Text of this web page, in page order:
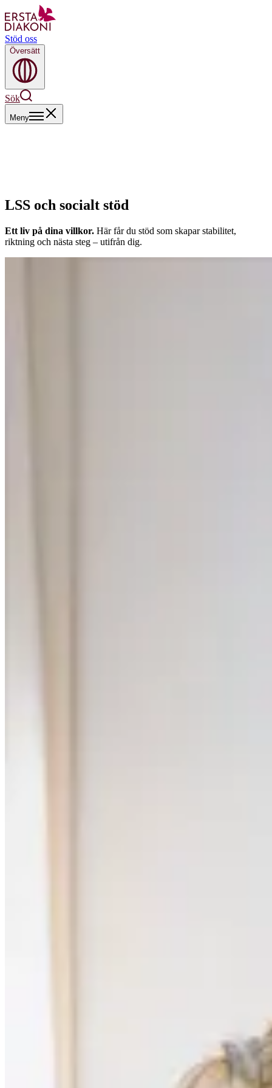
Stöd oss
Översätt
Sök
Meny
LSS och socialt stöd
Ett liv på dina villkor. Här får du stöd som skapar stabilitet,
riktning och nästa steg – utifrån dig.